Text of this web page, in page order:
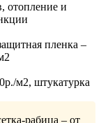
отопление и
пленка –
м2, штукатурка
рабица – от